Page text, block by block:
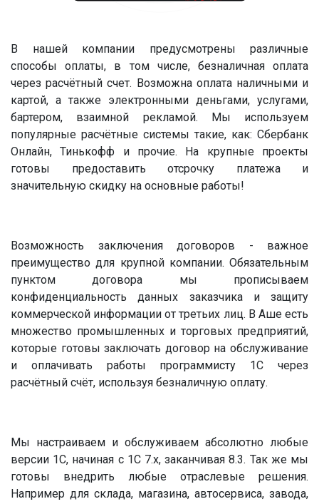
В нашей компании предусмотрены различные
способы оплаты, в том числе, безналичная оплата
через расчётный счет. Возможна оплата наличными и
картой, а также электронными деньгами, услугами,
бартером, взаимной рекламой. Мы используем
популярные расчётные системы такие, как: Сбербанк
Онлайн, Тинькофф и прочие. На крупные проекты
готовы предоставить отсрочку платежа и
значительную скидку на основные работы!
Возможность заключения договоров - важное
преимущество для крупной компании. Обязательным
пунктом договора мы прописываем
конфиденциальность данных заказчика и защиту
коммерческой информации от третьих лиц. В Аше есть
множество промышленных и торговых предприятий,
которые готовы заключать договор на обслуживание
и оплачивать работы программисту 1С через
расчётный счёт, используя безналичную оплату.
Мы настраиваем и обслуживаем абсолютно любые
версии 1С, начиная с 1С 7.х, заканчивая 8.3. Так же мы
готовы внедрить любые отраслевые решения.
Например для склада, магазина, автосервиса, завода,